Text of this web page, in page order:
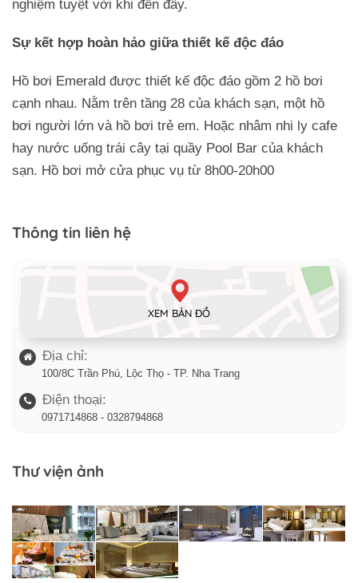
nghiệm tuyệt vời khi đến đây.
Sự kết hợp hoàn hảo giữa thiết kế độc đáo
Hồ bơi Emerald được thiết kế độc đáo gồm 2 hồ bơi
cạnh nhau. Nằm trên tầng 28 của khách sạn, một hồ
bơi người lớn và hồ bơi trẻ em. Hoặc nhâm nhi ly cafe
hay nước uống trái cây tại quầy Pool Bar của khách
sạn. Hồ bơi mở cửa phục vụ từ 8h00-20h00
Thông tin liên hệ
XEM BẢN ĐỒ
Địa chỉ:
100/8C Trần Phú, Lộc Thọ - TP. Nha Trang
Điện thoại:
0971714868 - 0328794868
Thư viện ảnh